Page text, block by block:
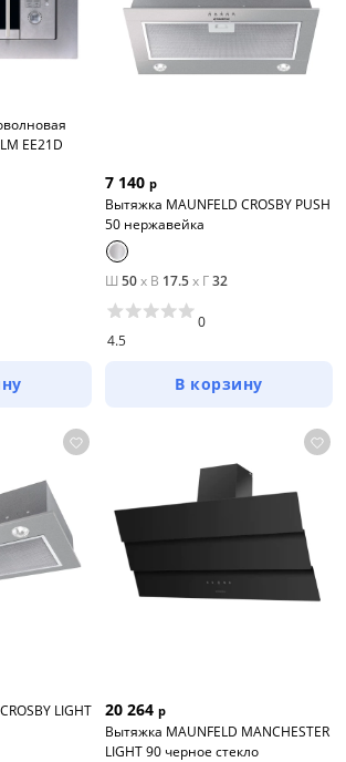
машины
до
до
EE21D
7 140 р
Вытяжка MAUNFELD CROSBY PUSH
50 нержавейка
Ш 50x В 17.5x Г32
4.5
0
В корзину
LIGHT
20 264 р
Вытяжка MAUNFELD MANCHESTER
LIGHT 90 черное стекло